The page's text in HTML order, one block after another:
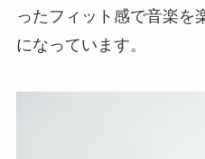
ったフィット感で音楽を
になっています。